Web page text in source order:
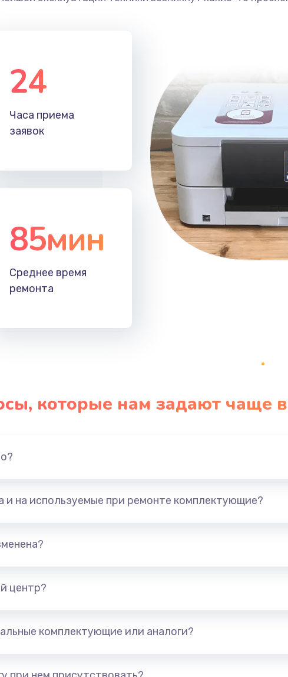
24
Часа приема
заявок
85мин
Среднее время
ремонта
которые нам задают чаще
и на используемые при ремонте комплектующие?
центр?
комплектующие или аналоги?